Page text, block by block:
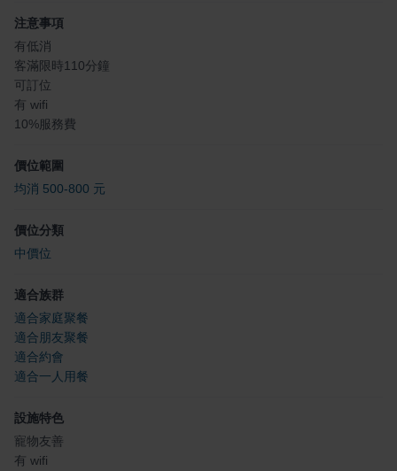
注意事項
有低消
客滿限時110分鐘
可訂位
有 wifi
10%服務費
價位範圍
均消 500-800 元
價位分類
中價位
適合族群
適合家庭聚餐
適合朋友聚餐
適合約會
適合一人用餐
設施特色
寵物友善
有 wifi